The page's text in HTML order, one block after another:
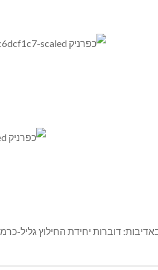
דוברות יחידת החילוץ גליל-